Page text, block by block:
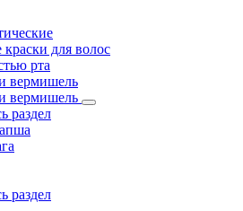
для волос
рта
вермишель
вермишель
раздел
раздел